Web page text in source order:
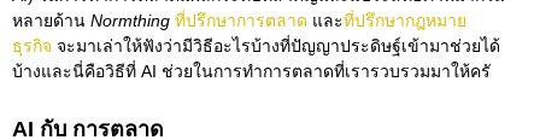
หลายด้าน Normthing ที่ปรึกษาการตลาด และที่ปรึกษากฎหมาย
ธุรกิจ จะมาเล่าให้ฟังว่ามีวิธีอะไรบ้างที่ปัญญาประดิษฐ์เข้ามาช่วยได้
บ้างและนี่คือวิธีที่ AI ช่วยในการทำการตลาดที่เรารวบรวมมาให้ครั
AI กับ การตลาด